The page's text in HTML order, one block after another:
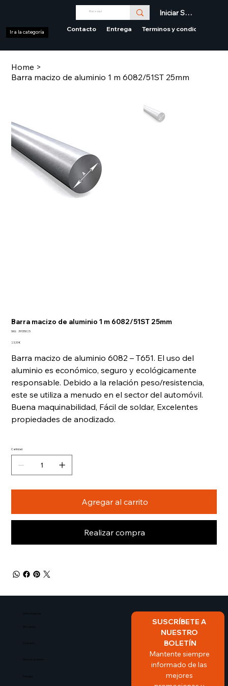
Iniciar Sesión
Contacto Entrega Terminos y condiciones
Ir a la categoría
Home >
Barra macizo de aluminio 1 m 6082/51ST 25mm
Barra macizo de aluminio 1 m 6082/51ST 25mm
SKU:
SKU
39135025
Precio
23,33 €
Barra macizo de aluminio 6082 – T651. El uso del
aluminio es económico, seguro y ecológicamente
responsable. Debido a la relación peso/resistencia,
este se utiliza a menudo en el sector del automóvil.
Buena maquinabilidad, Fácil de soldar, Excelentes
propiedades de anodizado.
Cantidad
Agregar al carrito
Realizar compra
Mi Cuenta
Contacto
Entrega
SUSCRÍBETE A
NUESTRO
BOLETÍN
Mantente siempre
informado de las
mejores